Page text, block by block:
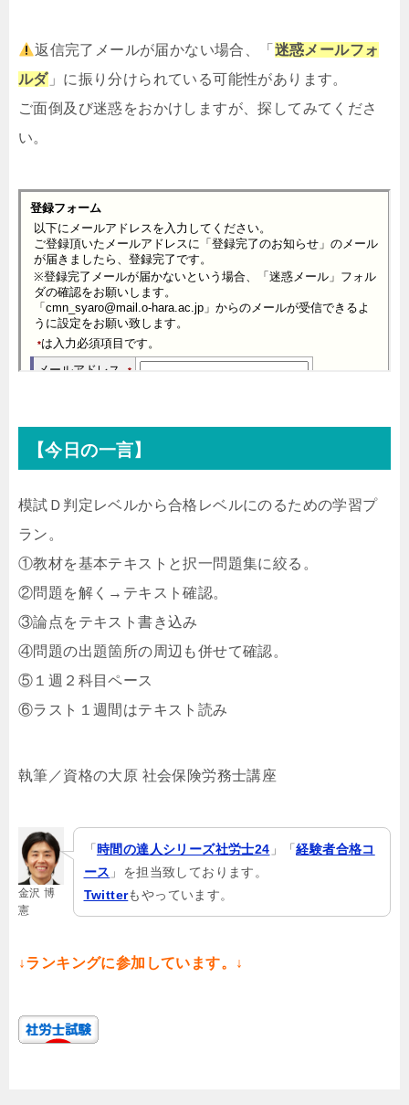
返信完了メールが届かない場合、「 迷惑メールフォ
ルダ」に振り分けられている可能性があります。
ご面倒及び迷惑をおかけしますが、探してみてくださ
い。
【今日の一言】
模試Ｄ判定レベルから合格レベルにのるための学習プ
ラン。
①教材を基本テキストと択一問題集に絞る。
②問題を解く→テキスト確認。
③論点をテキスト書き込み
④問題の出題箇所の周辺も併せて確認。
⑤１週２科目ペース
⑥ラスト１週間はテキスト読み
執筆／資格の大原 社会保険労務士講座
金沢 博
憲
「 時間の達人シリーズ社労士24 」「経験者合格コ
ース 」を担当致しております。
Twitterもやっています。
↓ランキングに参加しています。↓